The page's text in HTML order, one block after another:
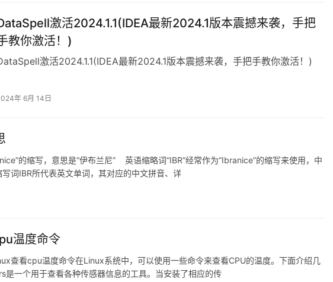
激活2024.1.1(IDEA最新2024.1版本震撼来袭，手把
教你激活！)
激活2024.1.1(IDEA最新2024.1版本震撼来袭，手把手教你激活！)
年 6月 14日
的缩写，意思是“伊布兰尼” 英语缩略词“IBR”经常作为“Ibranice”的缩写来使用，中
词IBR所代表英文单词，其对应的中文拼音、详
温度命令
查看cpu温度命令在Linux系统中，可以使用一些命令来查看CPU的温度。下面介绍几
是一个用于查看各种传感器信息的工具。当安装了相应的传